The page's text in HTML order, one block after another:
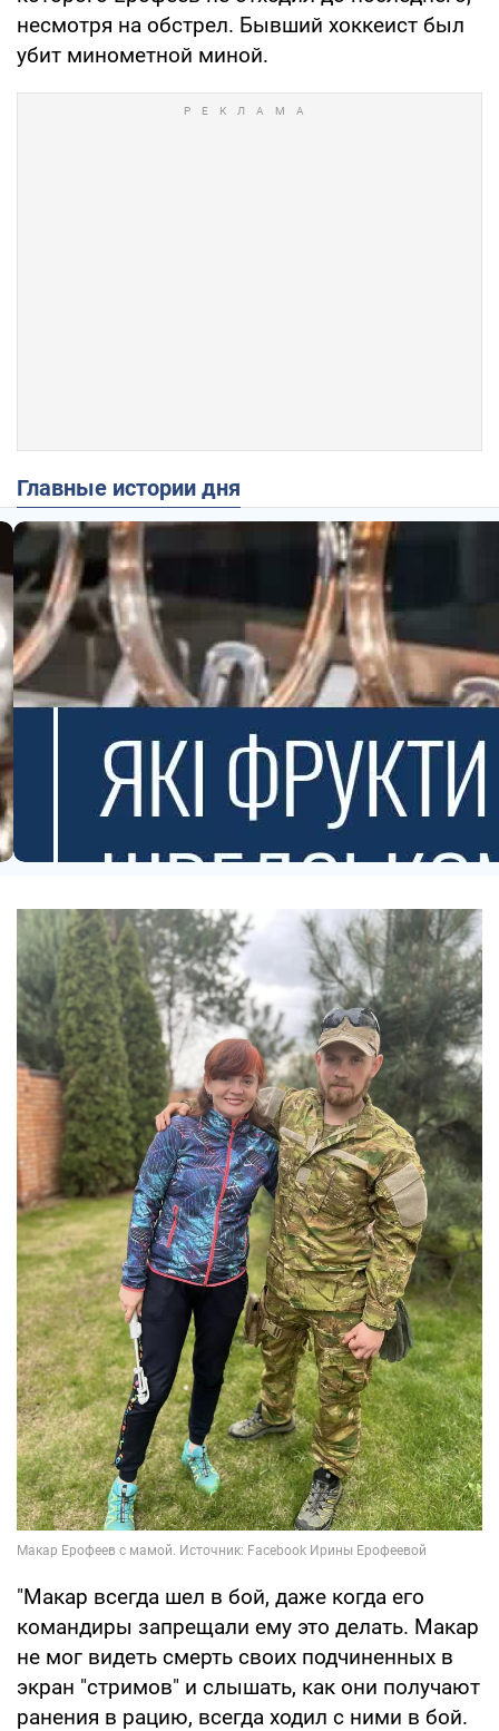
несмотря на обстрел. Бывший хоккеист был
убит минометной миной.
Главные истории дня
"Макар всегда шел в бой, даже когда его
командиры запрещали ему это делать. Макар
не мог видеть смерть своих подчиненных в
экран "стримов" и слышать, как они получают
ранения в рацию, всегда ходил с ними в бой.